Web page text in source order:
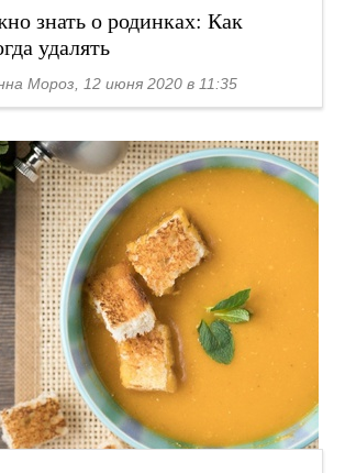
знать о родинках: Как
удалять
Мороз, 12 июня 2020 в 11:35